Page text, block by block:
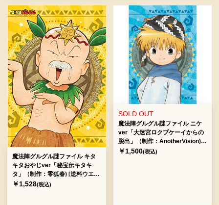
魔法陣グルグル謎ファイル キタ
キタおやじver「秘宝伝キタキ
タ」（制作：零狐春) [送料ウエイ
ト：2]
￥1,528(税込)
SOLD OUT
魔法陣グルグル謎ファイル ニケ
ver「大迷宮ロクブケーイからの
脱出」（制作：AnotherVision)
[送料ウエイト：2]
￥1,500(税込)